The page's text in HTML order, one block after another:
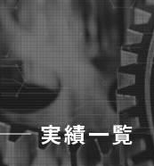
実績一覧